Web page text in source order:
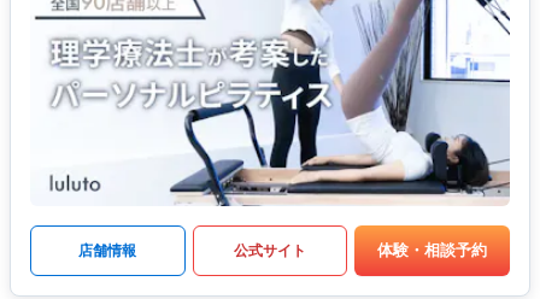
店舗情報 公式サイト 体験・相談予約